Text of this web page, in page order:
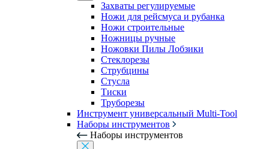
Захваты регулируемые
Ножи для рейсмуса и рубанка
Ножи строительные
Ножницы ручные
Ножовки Пилы Лобзики
Стеклорезы
Струбцины
Стусла
Тиски
Труборезы
Инструмент универсальный Multi-Tool
Наборы инструментов
Наборы инструментов